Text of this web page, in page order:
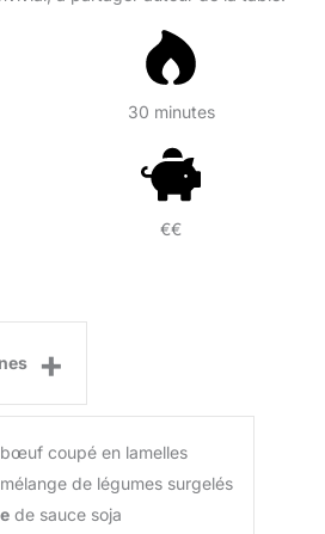
30 minutes
€€
+
coupé en lamelles
de légumes surgelés
de sauce soja